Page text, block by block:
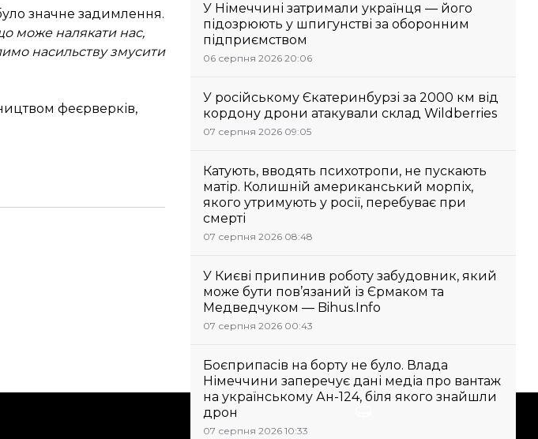
значне задимлення.
може налякати нас,
насильству змусити
феєрверків,
У Німеччині затримали українця — його
підозрюють у шпигунстві за оборонним
підприємством
06 серпня 2026 20:06
У російському Єкатеринбурзі за 2000 км від
кордону дрони атакували склад Wildberries
07 серпня 2026 09:05
Катують, вводять психотропи, не пускають
матір. Колишній американський морпіх,
якого утримують у росії, перебуває при
смерті
07 серпня 2026 08:48
У Києві припинив роботу забудовник, який
може бути пов’язаний із Єрмаком та
Медведчуком — Bihus.Info
07 серпня 2026 00:43
Боєприпасів на борту не було. Влада
Німеччини заперечує дані медіа про вантаж
на українському Ан-124, біля якого знайшли
дрон
07 серпня 2026 10:33